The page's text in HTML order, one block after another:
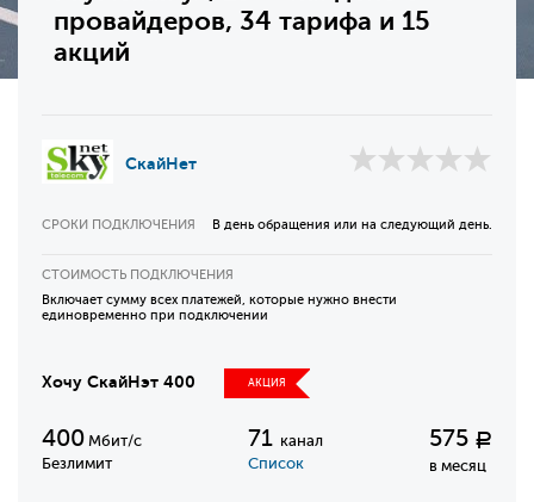
провайдеров, 34 тарифа и 15
акций
СкайНет
СРОКИ ПОДКЛЮЧЕНИЯ В день обращения или на следующий день.
СТОИМОСТЬ ПОДКЛЮЧЕНИЯ
Включает сумму всех платежей, которые нужно внести
единовременно при подключении
Хочу СкайНэт 400 АКЦИЯ
400 Мбит/с
Безлимит
71 канал
Список
575 Р
в месяц